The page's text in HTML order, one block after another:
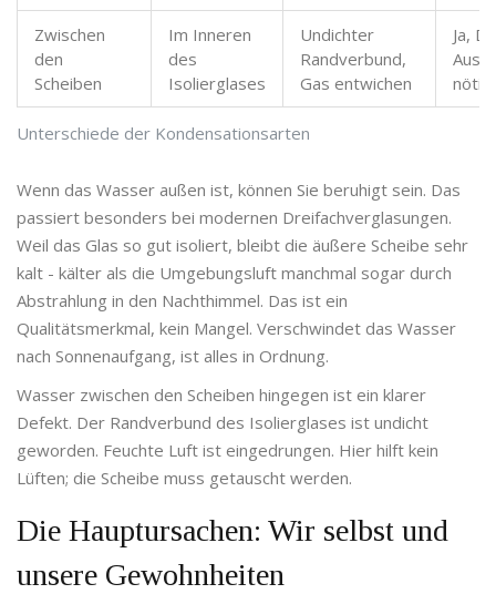
Unterschiede der Kondensationsarten
Zwischen
den
Scheiben
Im Inneren
des
Isolierglases
Undichter
Randverbund,
Gas entwichen
Ja,
nötig
Wenn das Wasser außen ist, können Sie beruhigt sein. Das
passiert besonders bei modernen Dreifachverglasungen.
Weil das Glas so gut isoliert, bleibt die äußere Scheibe sehr
kalt - kälter als die Umgebungsluft manchmal sogar durch
Abstrahlung in den Nachthimmel. Das ist ein
Qualitätsmerkmal, kein Mangel. Verschwindet das Wasser
nach Sonnenaufgang, ist alles in Ordnung.
Wasser zwischen den Scheiben hingegen ist ein klarer
Defekt. Der Randverbund des Isolierglases ist undicht
geworden. Feuchte Luft ist eingedrungen. Hier hilft kein
Lüften; die Scheibe muss getauscht werden.
Die Hauptursachen: Wir selbst und
unsere Gewohnheiten